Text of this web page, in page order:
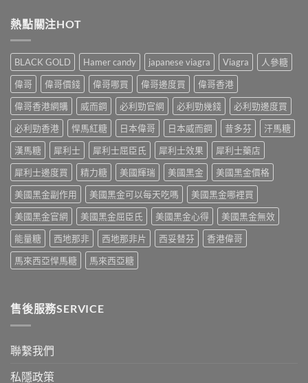
風
聰
明
替
代
方
案
一
次
解
析〉
中
鐘
法
＋
預
防
再
發，
完
整
略
一
次
看〉
中
而
什
麼
危
害：
從
劑
量、
副
用
到
死
線
的
完
拆
解〉
中
希
愛
改
變
性
功
能
障
礙
治
的
突
破
性
藥
物〉
中
熱點關注HOT
BLACK GOLD Hamer candy japanese viagra Viagra
人參糖
偉哥
偉哥價錢 偉哥哪買 偉哥邊度買
偉哥香港
偉哥香港網購
威而鋼 必利勁官網 必利勁幾錢
必利勁邊度買
必利勁香港
悍馬紅糖 日本偉哥 日本威而鋼 昔多芬
汗馬糖
漢馬糖
犀利士 犀利士屈臣氏 犀利士效果
犀利士藥店
犀利士邊度買
精力糖 美國輝瑞 美國黑金
美國黑金價格
美國黑金副作用
美國黑金可以每天吃嗎
美國黑金哪裡買
美國黑金官網
美國黑金屈臣氏 美國黑金心得
美國黑金無效
能量糖
西地那非 西地那非片 西妥替芬
香港偉哥
馬來西亞悍馬糖
馬來西亞糖
售後服務SERVICE
聯繫我們
私隱政策